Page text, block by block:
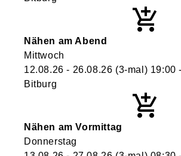
Nähen am Abend
Mittwoch
12.08.26 - 26.08.26 (3-mal) 19:00
Bitburg
Nähen am Vormittag
Donnerstag